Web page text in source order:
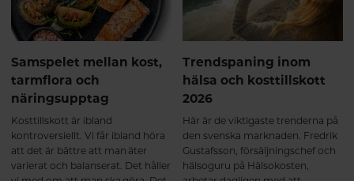
Samspelet mellan kost,
tarmflora och
näringsupptag
Kosttillskott är ibland
kontroversiellt. Vi får ibland höra
att det är bättre att man äter
varierat och balanserat. Det håller
Trendspaning inom
hälsa och kosttillskott
2026
Här är de viktigaste trenderna på
den svenska marknaden. Fredrik
Gustafsson, försäljningschef och
hälsoguru på Hälsokosten,